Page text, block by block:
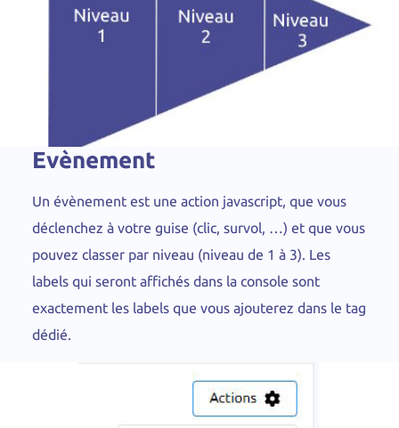
Evènement
Un évènement est une action javascript, que vous
déclenchez à votre guise (clic, survol, …) et que vous
pouvez classer par niveau (niveau de 1 à 3). Les
labels qui seront affichés dans la console sont
exactement les labels que vous ajouterez dans le tag
dédié.